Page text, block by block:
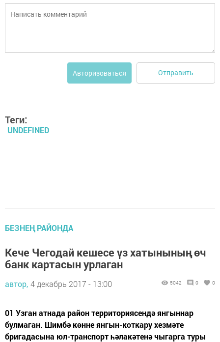
Авторизоваться Отправить
Теги:
UNDEFINED
БЕЗНЕҢ РАЙОНДА
Кече Чегодай кешесе үз хатынының өч
банк картасын урлаган
автор, 4 декабрь 2017 - 13:00 5042 0 0
01 Узган атнада район территориясендә янгыннар
булмаган. Шимбә көнне янгын-коткару хезмәте
бригадасына юл-транспорт һәлакәтенә чыгарга туры